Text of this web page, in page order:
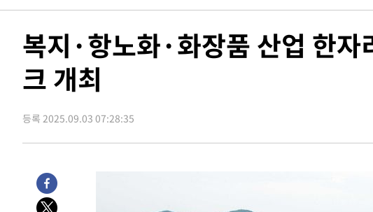
-8903초 전 >[속보]코스닥, 2.86포인트(0.36%) 내린 798.81마감
-8836초 전 >[속보]원·달러 환율, 7.7원 내린 1416.1원 마감
-8725초 전 > [속보] 노원서 40.1도 관측…서울, 2018년 이후 첫 40도
-5815초 전 > [속보]종합특검, '계엄 수용공간 확보' 신용해 前교정본부장 기소
-4659초 전 >11시간 압수수색에 성접대 파문까지…'쑥대밭' 된 축구협회
-3681초 전 >[속보]규제합리화위원회 부위원장에 김태유 서울대 공대 교수…이병
-30912초 전 >
하향수정 (2보)
-30360초 전 >
복지·항노화·화장품 산업 한
크 개최
등록 2025.09.03 07:28:35